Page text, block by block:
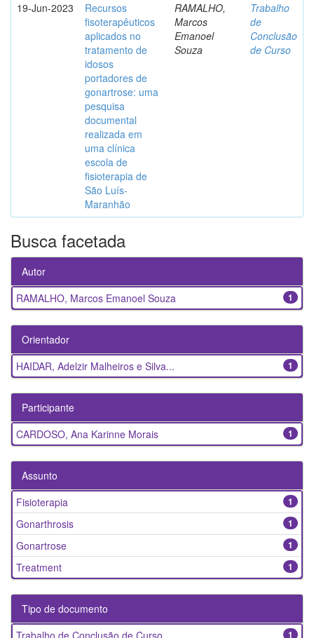
19-Jun-2023
Recursos
fisoterapêuticos
aplicados no
tratamento de
idosos
portadores de
gonartrose: uma
pesquisa
documental
realizada em
uma clínica
escola de
fisioterapia de
São Luís-
Maranhão
RAMALHO,
Marcos
Emanoel
Souza
Trabalho
de
Conclusão
de Curso
Busca facetada
Autor
1
RAMALHO, Marcos Emanoel Souza
Orientador
1
HAIDAR, Adelzir Malheiros e Silva...
Participante
1
CARDOSO, Ana Karinne Morais
Assunto
1
Fisioterapia
1
Gonarthrosis
1
Gonartrose
1
Treatment
Tipo de documento
1